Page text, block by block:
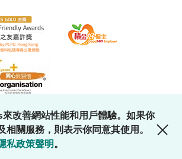
改善網站性能和用戶體驗。如果你
相關服務，則表示你同意其使用。
私政策聲明。
close cookies alert